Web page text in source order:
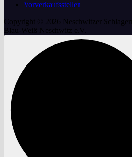
Vorverkaufsstellen
Copyright © 2026 Neschwitzer
Blau-Weiß Neschwitz e.V.